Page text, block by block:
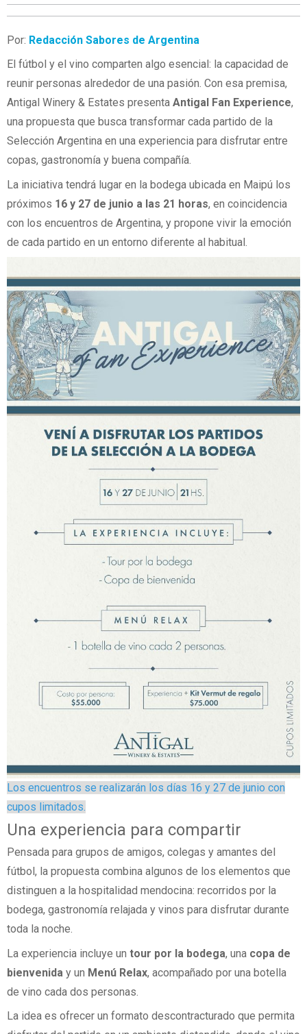
Por: Redacción Sabores de Argentina
El fútbol y el vino comparten algo esencial: la capacidad de
reunir personas alrededor de una pasión. Con esa premisa,
Antigal Winery & Estates presenta Antigal Fan Experience,
una propuesta que busca transformar cada partido de la
Selección Argentina en una experiencia para disfrutar entre
copas, gastronomía y buena compañía.
La iniciativa tendrá lugar en la bodega ubicada en Maipú los
próximos 16 y 27 de junio a las 21 horas, en coincidencia
con los encuentros de Argentina, y propone vivir la emoción
de cada partido en un entorno diferente al habitual.
Los encuentros se realizarán los días 16 y 27 de junio con
cupos limitados.
Una experiencia para compartir
Pensada para grupos de amigos, colegas y amantes del
fútbol, la propuesta combina algunos de los elementos que
distinguen a la hospitalidad mendocina: recorridos por la
bodega, gastronomía relajada y vinos para disfrutar durante
toda la noche.
La experiencia incluye un tour por la bodega, una copa de
bienvenida y un Menú Relax, acompañado por una botella
de vino cada dos personas.
La idea es ofrecer un formato descontracturado que permita